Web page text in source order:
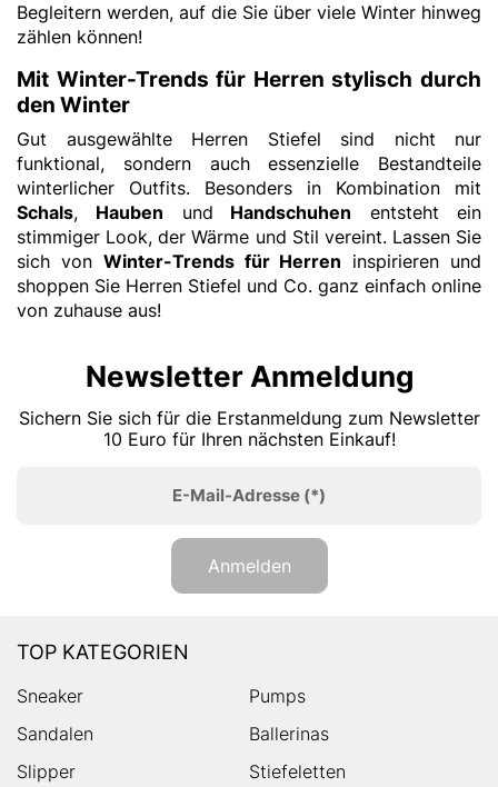
Begleitern werden, auf die Sie über viele Winter hinweg
zählen können!
Mit Winter-Trends für Herren stylisch durch
den Winter
Gut ausgewählte Herren Stiefel sind nicht nur
funktional, sondern auch essenzielle Bestandteile
winterlicher Outfits. Besonders in Kombination mit
Schals, Hauben und Handschuhen entsteht ein
stimmiger Look, der Wärme und Stil vereint. Lassen Sie
sich von Winter-Trends für Herren inspirieren und
shoppen Sie Herren Stiefel und Co. ganz einfach online
von zuhause aus!
Newsletter Anmeldung
Sichern Sie sich für die Erstanmeldung zum Newsletter
10 Euro für Ihren nächsten Einkauf!
E-Mail-Adresse (*)
Anmelden
TOP KATEGORIEN
Sneaker
Pumps
Sandalen
Ballerinas
Slipper
Stiefeletten